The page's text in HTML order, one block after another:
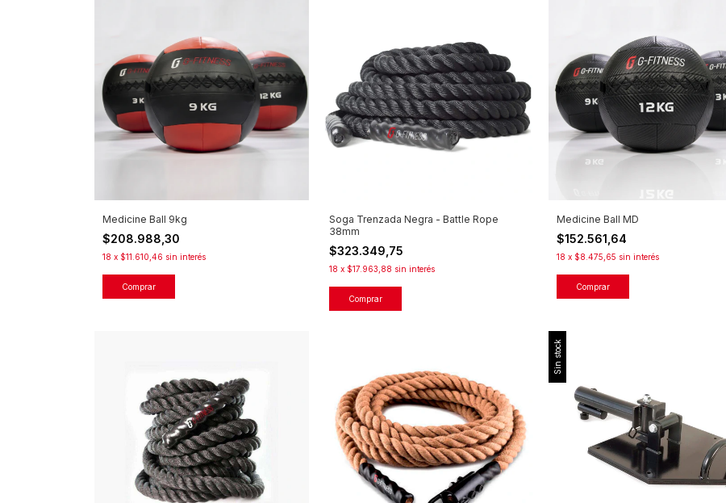
Medicine Ball 9kg
$208.988,30
18 x $11.610,46 sin interés
Soga Trenzada Negra - Battle Rope
38mm
$323.349,75
18 x $17.963,88 sin interés
Comprar
Medicine Ball MD
$152.561,64
18 x $8.475,65 sin interés
Comprar
Sin stock